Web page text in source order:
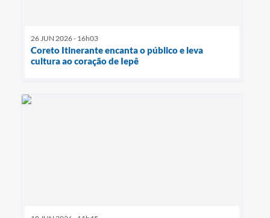
26 JUN 2026 - 16h03
Coreto Itinerante encanta o público e leva
cultura ao coração de Iepê